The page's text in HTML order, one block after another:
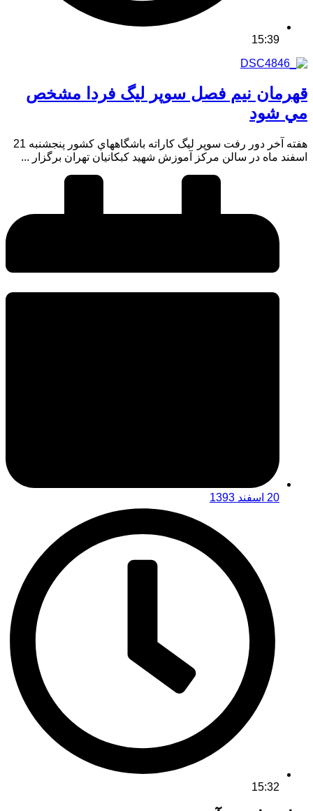
15:39
قهرمان نيم فصل سوپر ليگ فردا مشخص
مي شود
هفته آخر دور رفت سوپر ليگ كاراته باشگاههاي كشور پنجشنبه 21
اسفند ماه در سالن مركز آموزش شهيد كبكانيان تهران برگزار ...
20 اسفند 1393
15:32